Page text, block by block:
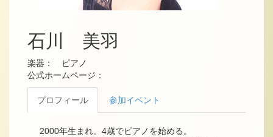
石川 美羽
楽器： ピアノ
公式ホームページ：
プロフィール 参加イベント
2000年生まれ。4歳でピアノを始める。